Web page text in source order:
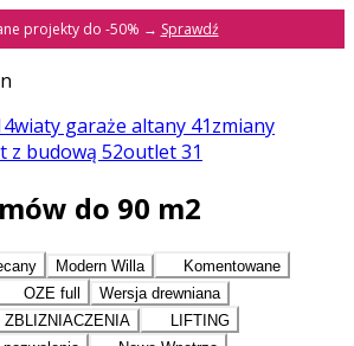
projekty do -50% → Sprawdź
wiaty garaże altany 41zmiany
z budową 52outlet31
do 90 m2
Modern Willa
Komentowane
OZE full
Wersja drewniana
ZBLIZNIACZENIA
LIFTING